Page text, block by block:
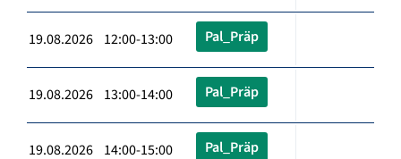
19.08.2026 12:00-13:00 Pal_Präp
19.08.2026 13:00-14:00 Pal_Präp
19.08.2026 14:00-15:00 Pal_Präp